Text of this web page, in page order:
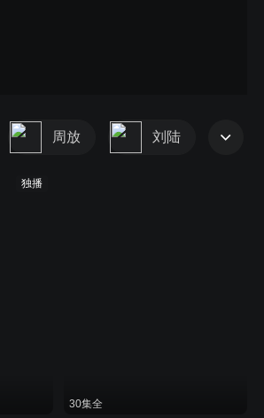
周放 刘陆
独播
30集全